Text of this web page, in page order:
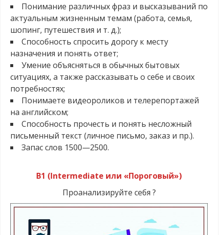
Понимание различных фраз и высказываний по
актуальным жизненным темам (работа, семья,
шопинг, путешествия и т. д.);
Способность спросить дорогу к месту
назначения и понять ответ;
Умение объясняться в обычных бытовых
ситуациях, а также рассказывать о себе и своих
потребностях;
Понимаете видеороликов и телерепортажей
на английском;
Способность прочесть и понять несложный
письменный текст (личное письмо, заказ и пр.).
Запас слов 1500—2500.
B1 (Intermediate или «Пороговый»)
Проанализируйте себя ?